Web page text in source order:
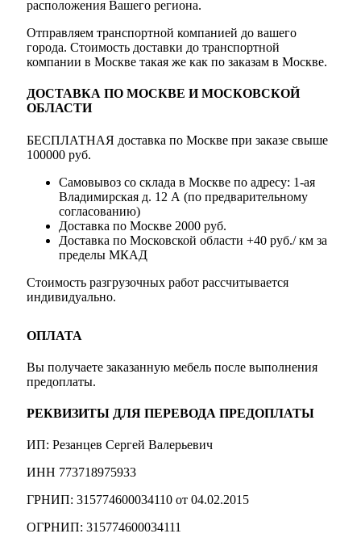
расположения Вашего региона.
Отправляем транспортной компанией до вашего
города. Стоимость доставки до транспортной
компании в Москве такая же как по заказам в Москве.
ДОСТАВКА ПО МОСКВЕ И МОСКОВСКОЙ
ОБЛАСТИ
БЕСПЛАТНАЯ доставка по Москве при заказе свыше
100000 руб.
Самовывоз со склада в Москве по адресу: 1-ая
Владимирская д. 12 А (по предварительному
согласованию)
Доставка по Москве 2000 руб.
Доставка по Московской области +40 руб./ км за
пределы МКАД
Стоимость разгрузочных работ рассчитывается
индивидуально.
ОПЛАТА
Вы получаете заказанную мебель после выполнения
предоплаты.
РЕКВИЗИТЫ ДЛЯ ПЕРЕВОДА ПРЕДОПЛАТЫ
ИП: Резанцев Сергей Валерьевич
ИНН 773718975933
ГРНИП: 315774600034110 от 04.02.2015
ОГРНИП: 315774600034111